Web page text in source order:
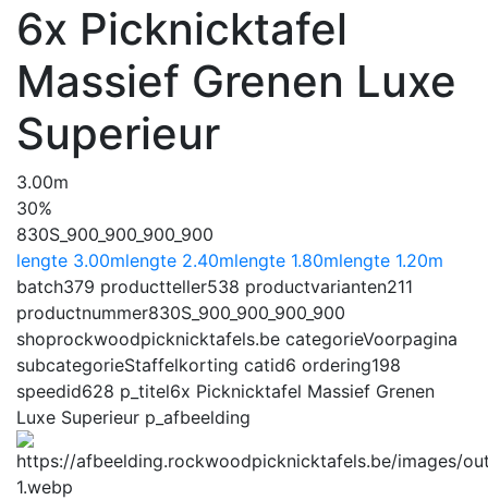
6x Picknicktafel
Massief Grenen Luxe
Superieur
3.00m
30%
830S_900_900_900_900
lengte 3.00mlengte 2.40mlengte 1.80mlengte 1.20m
batch379 productteller538 productvarianten211
productnummer830S_900_900_900_900
shoprockwoodpicknicktafels.be categorieVoorpagina
subcategorieStaffelkorting catid6 ordering198
speedid628 p_titel6x Picknicktafel Massief Grenen
Luxe Superieur p_afbeelding